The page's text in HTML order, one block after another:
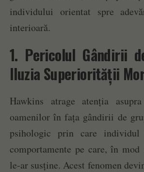
individului orientat spre
interioară.
1. Pericolul Gândirii
Iluzia Superiorității
Hawkins atrage atenția
oamenilor în fața gândirii de
psihologic prin care
comportamente pe care, în mod
le-ar susține. Acest fenomen